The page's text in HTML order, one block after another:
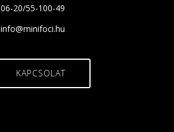
06-20/55-100-49
info@minifoci.hu
KAPCSOLAT